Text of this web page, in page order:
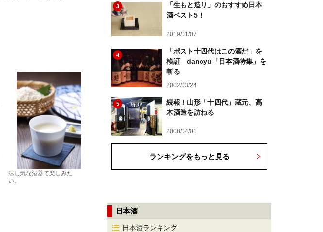
涼し気な酒器で楽しみた
い。
3
「生もと造り」のおすすめ日本
酒ベスト5！
2019/01/07
4
「ポスト十四代はこの酒だ」を
検証 dancyu「日本酒特集」を
斬る
2002/03/24
5
続報！山形「十四代」蔵元、高
木酒造を訪ねる
2008/04/01
ランキングをもっと見る
日本酒
日本酒ランキング